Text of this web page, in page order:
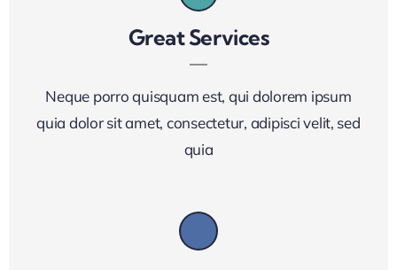
Great Services
Neque porro quisquam est, qui dolorem ipsum
quia dolor sit amet, consectetur, adipisci velit, sed
quia